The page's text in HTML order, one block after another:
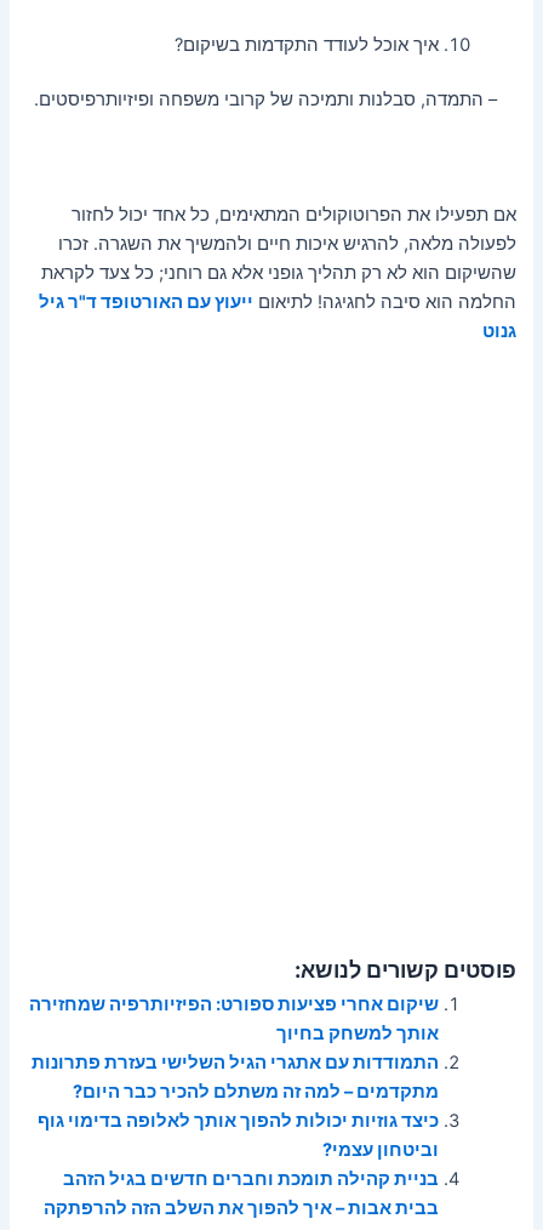
איך אוכל לעודד התקדמות בשיקום?
– התמדה, סבלנות ותמיכה של קרובי משפחה ופיזיותרפיסטים.
אם תפעילו את הפרוטוקולים המתאימים, כל אחד יכול לחזור
לפעולה מלאה, להרגיש איכות חיים ולהמשיך את השגרה. זכרו
שהשיקום הוא לא רק תהליך גופני אלא גם רוחני; כל צעד לקראת
החלמה הוא סיבה לחגיגה! לתיאום ייעוץ עם האורטופד ד"ר גיל
גנוט
פוסטים קשורים לנושא:
שיקום אחרי פציעות ספורט: הפיזיותרפיה שמחזירה
אותך למשחק בחיוך
התמודדות עם אתגרי הגיל השלישי בעזרת פתרונות
מתקדמים – למה זה משתלם להכיר כבר היום?
כיצד גוזיות יכולות להפוך אותך לאלופה בדימוי גוף
וביטחון עצמי?
בניית קהילה תומכת וחברים חדשים בגיל הזהב
בבית אבות – איך להפוך את השלב הזה להרפתקה